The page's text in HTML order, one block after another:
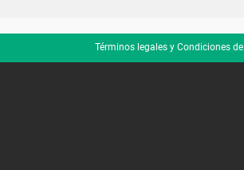
Términos legales y Condiciones